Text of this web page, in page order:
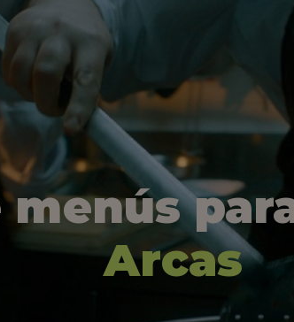
Arcas